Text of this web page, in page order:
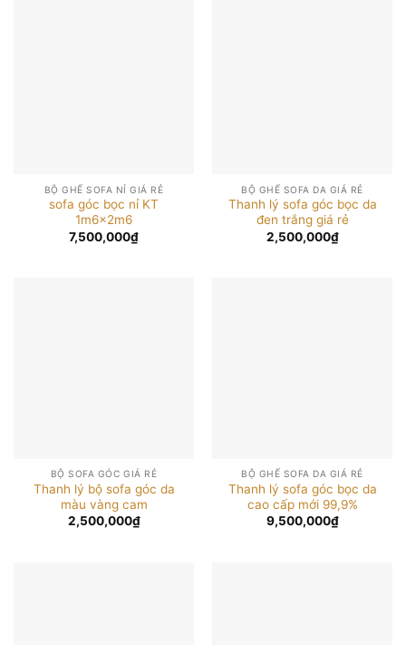
BỘ GHẾ SOFA NỈ GIÁ RẺ
sofa góc bọc nỉ KT
1m6x2m6
7,500,000₫
BỘ GHẾ SOFA DA GIÁ RẺ
Thanh lý sofa góc bọc da
đen trắng giá rẻ
2,500,000₫
BỘ SOFA GÓC GIÁ RẺ
Thanh lý bộ sofa góc da
màu vàng cam
2,500,000₫
BỘ GHẾ SOFA DA GIÁ RẺ
Thanh lý sofa góc bọc da
cao cấp mới 99,9%
9,500,000₫